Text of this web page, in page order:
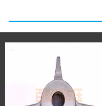
等需要复杂精密部件的行业。
该工艺利用了金属的延展性，
况下拉伸和成型。拉深需要仔
细考虑材料选择、润滑以及冲
头和模具的设计等因素，以确
保生产过程的成功和高效。深
冲在各个...